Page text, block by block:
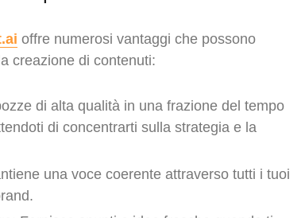
offre numerosi vantaggi che possono
creazione di contenuti:
di alta qualità in una frazione del tempo
di concentrarti sulla strategia e la
una voce coerente attraverso tutti i tuoi